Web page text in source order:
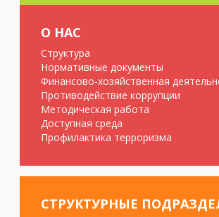
О НАС
Структура
Нормативные документы
Финансово-хозяйственная
Противодействие коррупции
Методическая работа
Доступная среда
Профилактика терроризма
СТРУКТУРНЫЕ